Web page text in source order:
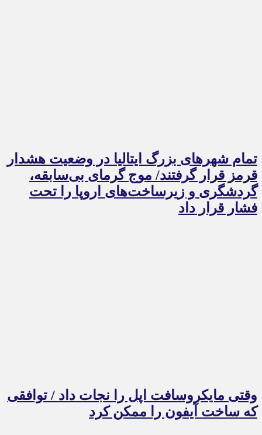
تمام شهرهای بزرگ ایتالیا در وضعیت هشدار
قرمز قرار گرفتند/ موج گرمای بی‌سابقه،
گردشگری و زیرساخت‌های اروپا را تحت
فشار قرار داد
وقتی مایکروسافت اپل را نجات داد / توافقی
که ساخت آیفون را ممکن کرد